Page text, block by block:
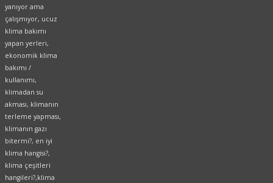
yanıyor ama
çalışmıyor, ucuz
klima bakımı
yapan yerleri,
ekonomik klima
bakımı /
kullanımı,
klimadan su
akması, klimanın
terleme yapması,
klimanın gazı
bitermi?, en iyi
klima hangisi?,
klima çeşitleri
hangileri?,klima